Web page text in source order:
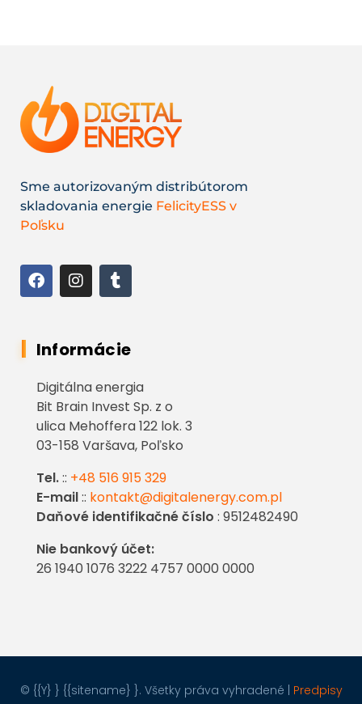
Sme autorizovaným distribútorom
skladovania energie FelicityESS v
Poľsku
Informácie
Digitálna energia
Bit Brain Invest Sp. z o
ulica Mehoffera 122 lok. 3
03-158 Varšava, Poľsko
Tel.:: +48 516 915 329
E-mail:: kontakt@digitalenergy.com.pl
Daňové identifikačné číslo : 9512482490
Nie bankový účet:
26 1940 1076 3222 4757 0000 0000
© {{Y} } {{sitename} }. Všetky práva vyhradené | Predpisy